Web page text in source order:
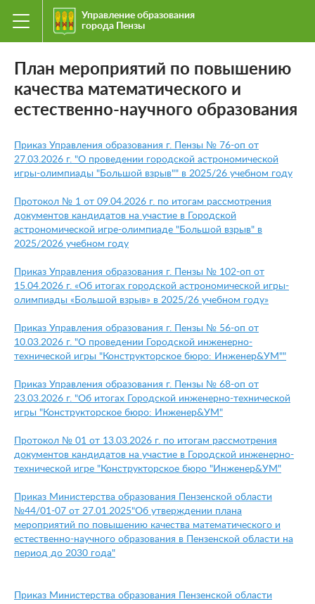
Управление образования
города Пензы
План мероприятий по повышению
качества математического и
естественно-научного образования
Приказ Управления образования г. Пензы № 76-оп от
27.03.2026 г. "О проведении городской астрономической
игры-олимпиады "Большой взрыв"" в 2025/26 учебном году
Протокол № 1 от 09.04.2026 г. по итогам рассмотрения
документов кандидатов на участие в Городской
астрономической игре-олимпиаде "Большой взрыв" в
2025/2026 учебном году
Приказ Управления образования г. Пензы № 102-оп от
15.04.2026 г. «Об итогах городской астрономической игры-
олимпиады «Большой взрыв» в 2025/26 учебном году»
Приказ Управления образования г. Пензы № 56-оп от
10.03.2026 г. "О проведении Городской инженерно-
технической игры "Конструкторское бюро: Инженер&УМ""
Приказ Управления образования г. Пензы № 68-оп от
23.03.2026 г. "Об итогах Городской инженерно-технической
игры "Конструкторское бюро: Инженер&УМ "
Протокол № 01 от 13.03.2026 г. по итогам рассмотрения
документов кандидатов на участие в Городской инженерно-
технической игре "Конструкторское бюро "Инженер&УМ "
Приказ Министерства образования Пензенской области
№44/01-07 от 27.01.2025"Об утверждении плана
мероприятий по повышению качества математического и
естественно-научного образования в Пензенской области на
период до 2030 года"
Приказ Министерства образования Пензенской области